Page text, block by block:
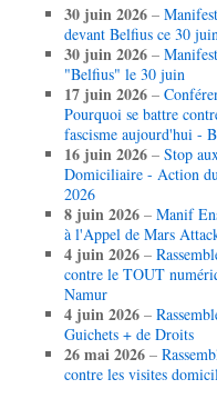
30 juin 2026 –
devant Belfius ce 30
30 juin 2026 –
"Belfius" le 30 juin
17 juin 2026 –
Pourquoi se battre
fascisme aujourd'hui -
16 juin 2026 –Stop
Domiciliaire - Action
2026
8 juin 2026 –Manif
à l'Appel de Mars
4 juin 2026 –
contre le TOUT
Namur
4 juin 2026 –
Guichets + de Droits
26 mai 2026 –
contre les visites